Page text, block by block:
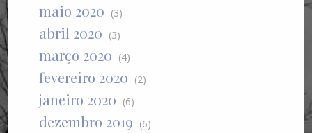
maio 2020 (3)
abril 2020 (3)
março 2020 (4)
fevereiro 2020 (2)
janeiro 2020 (6)
dezembro 2019 (6)